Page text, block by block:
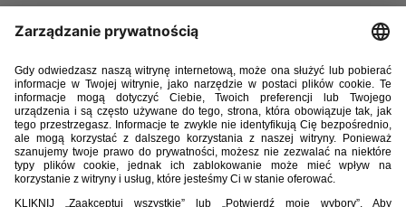
16. Mateusz Maćkowiak (RB Lipsk)
17. Łukasz Konefał (Stal Stalowa Wola)
18. Aleksander Paluszek (Śląsk Wrocław)